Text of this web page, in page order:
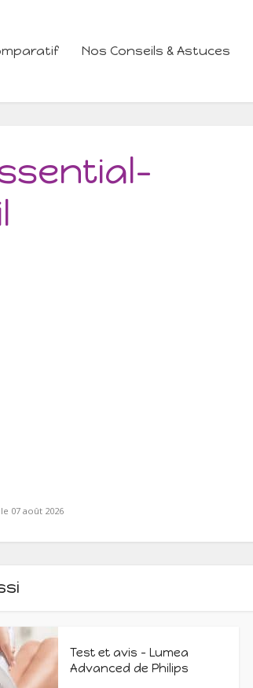
Nos Conseils & Astuces
07 août 2026
Test et avis – Lumea
Advanced de Philips